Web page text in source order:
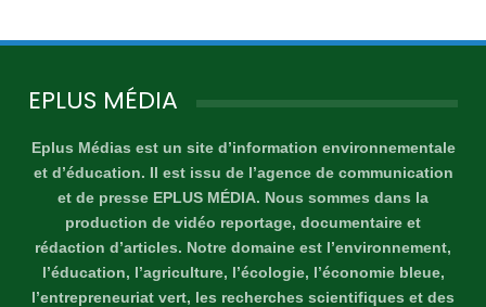
EPLUS MÉDIA
Eplus Médias est un site d’information environnementale
et d’éducation. Il est issu de l’agence de communication
et de presse EPLUS MÉDIA. Nous sommes dans la
production de vidéo reportage, documentaire et
rédaction d’articles. Notre domaine est l’environnement,
l’éducation, l’agriculture, l’écologie, l’économie bleue,
l’entrepreneuriat vert, les recherches scientifiques et des